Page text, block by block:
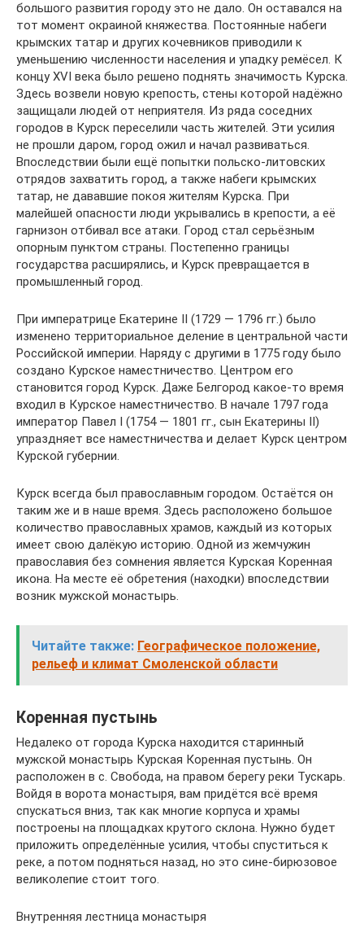
большого развития городу это не дало. Он оставался на
тот момент окраиной княжества. Постоянные набеги
крымских татар и других кочевников приводили к
уменьшению численности населения и упадку ремёсел. К
концу XVI века было решено поднять значимость Курска.
Здесь возвели новую крепость, стены которой надёжно
защищали людей от неприятеля. Из ряда соседних
городов в Курск переселили часть жителей. Эти усилия
не прошли даром, город ожил и начал развиваться.
Впоследствии были ещё попытки польско-литовских
отрядов захватить город, а также набеги крымских
татар, не дававшие покоя жителям Курска. При
малейшей опасности люди укрывались в крепости, а её
гарнизон отбивал все атаки. Город стал серьёзным
опорным пунктом страны. Постепенно границы
государства расширялись, и Курск превращается в
промышленный город.
При императрице Екатерине II (1729 — 1796 гг.) было
изменено территориальное деление в центральной части
Российской империи. Наряду с другими в 1775 году было
создано Курское наместничество. Центром его
становится город Курск. Даже Белгород какое-то время
входил в Курское наместничество. В начале 1797 года
император Павел I (1754 — 1801 гг., сын Екатерины II)
упраздняет все наместничества и делает Курск центром
Курской губернии.
Курск всегда был православным городом. Остаётся он
таким же и в наше время. Здесь расположено большое
количество православных храмов, каждый из которых
имеет свою далёкую историю. Одной из жемчужин
православия без сомнения является Курская Коренная
икона. На месте её обретения (находки) впоследствии
возник мужской монастырь.
Читайте также: Географическое положение,
рельеф и климат Смоленской области
Коренная пустынь
Недалеко от города Курска находится старинный
мужской монастырь Курская Коренная пустынь. Он
расположен в с. Свобода, на правом берегу реки Тускарь.
Войдя в ворота монастыря, вам придётся всё время
спускаться вниз, так как многие корпуса и храмы
построены на площадках крутого склона. Нужно будет
приложить определённые усилия, чтобы спуститься к
реке, а потом подняться назад, но это сине-бирюзовое
великолепие стоит того.
Внутренняя лестница монастыря